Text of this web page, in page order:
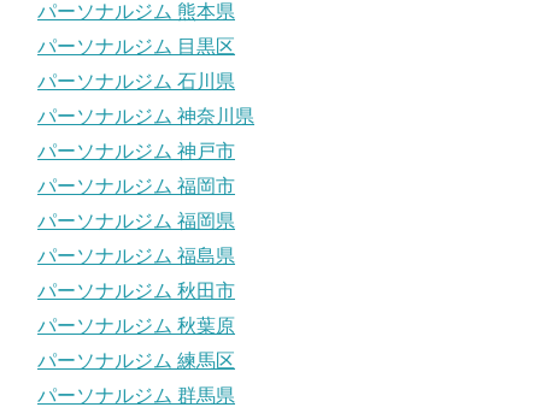
パーソナルジム 熊本県
パーソナルジム 目黒区
パーソナルジム 石川県
パーソナルジム 神奈川県
パーソナルジム 神戸市
パーソナルジム 福岡市
パーソナルジム 福岡県
パーソナルジム 福島県
パーソナルジム 秋田市
パーソナルジム 秋葉原
パーソナルジム 練馬区
パーソナルジム 群馬県